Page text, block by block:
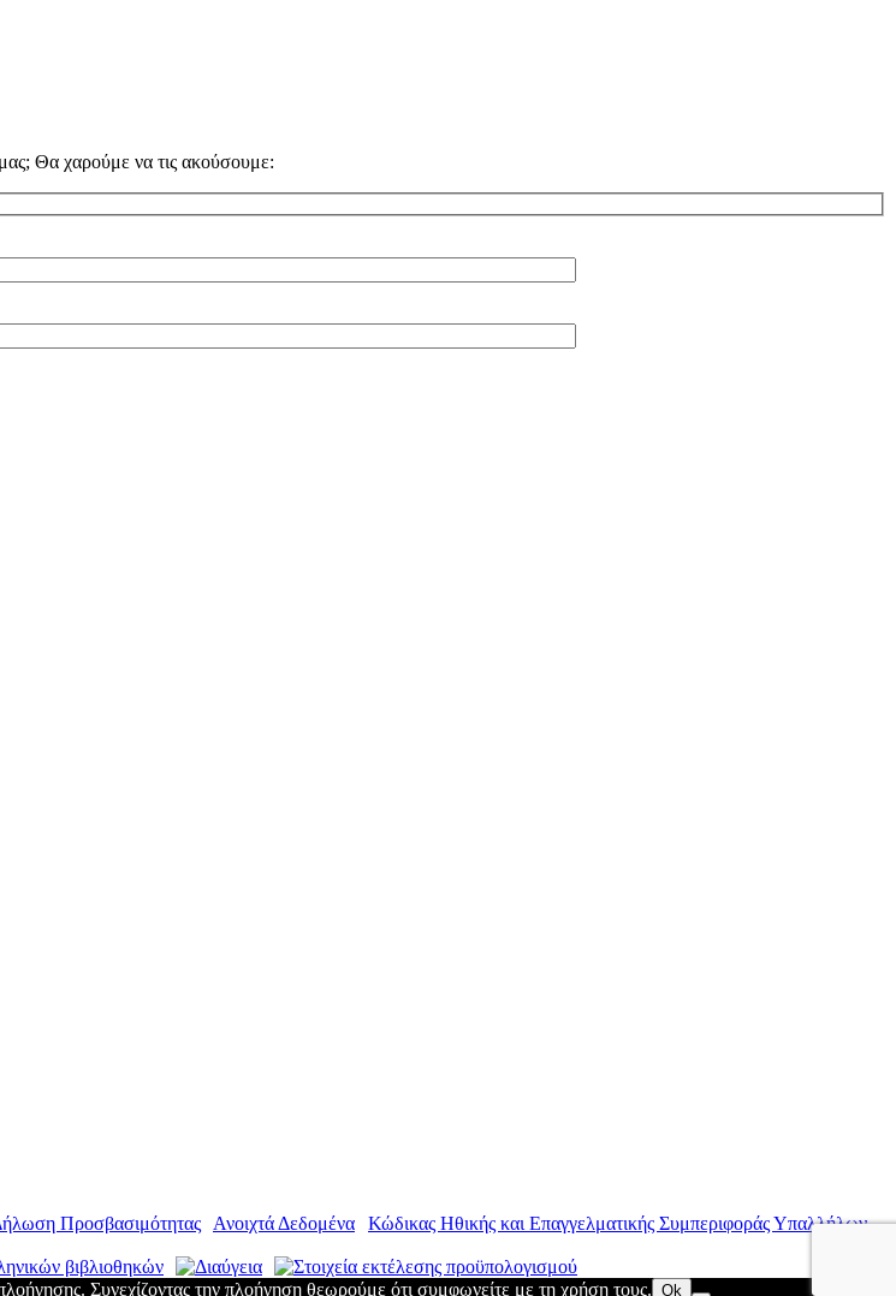
Θα χαρούμε να τις ακούσουμε:
Προσβασιμότητας Ανοιχτά Δεδομένα
Κώδικας Ηθικής και Επαγγελματικής Συμπεριφοράς Υπαλλήλων
Συνεχίζοντας την πλοήγηση θεωρούμε ότι συμφωνείτε με τη χρήση τους. Ok